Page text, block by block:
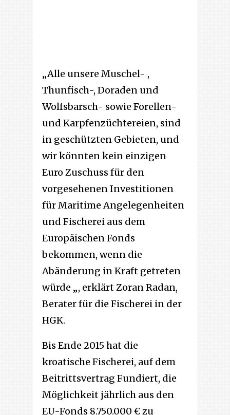
„Alle unsere Muschel- ,
Thunfisch-, Doraden und
Wolfsbarsch- sowie Forellen-
und Karpfenzüchtereien, sind
in geschützten Gebieten, und
wir könnten kein einzigen
Euro Zuschuss für den
vorgesehenen Investitionen
für Maritime Angelegenheiten
und Fischerei aus dem
Europäischen Fonds
bekommen, wenn die
Abänderung in Kraft getreten
würde „, erklärt Zoran Radan,
Berater für die Fischerei in der
HGK.
Bis Ende 2015 hat die
kroatische Fischerei, auf dem
Beitrittsvertrag Fundiert, die
Möglichkeit jährlich aus den
EU-Fonds 8.750.000 € zu